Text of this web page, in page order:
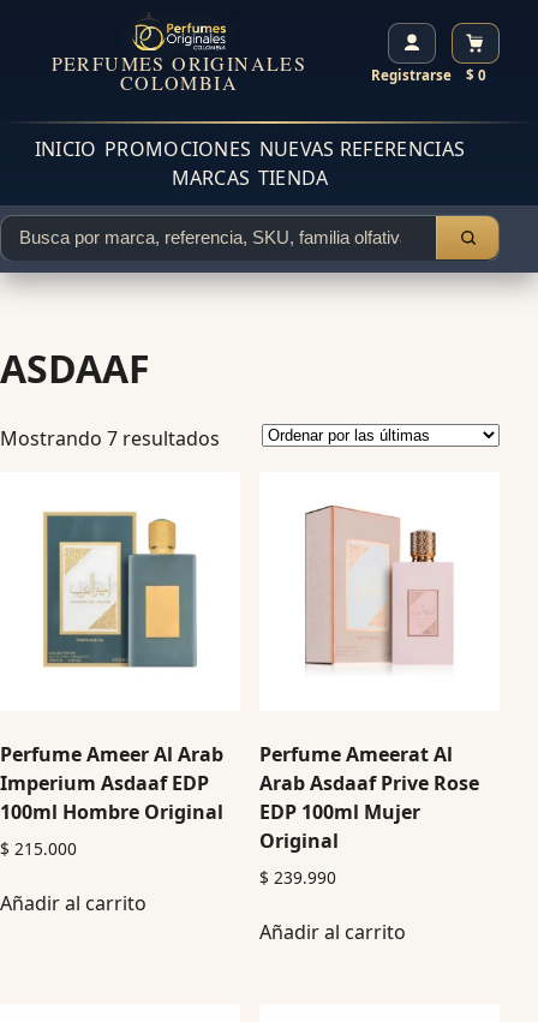
PERFUMES ORIGINALES
COLOMBIA Registrarse $ 0
INICIO PROMOCIONES NUEVAS REFERENCIAS
MARCAS TIENDA
ASDAAF
Mostrando 7 resultados
Perfume Ameer Al Arab
Imperium Asdaaf EDP
100ml Hombre Original
$ 215.000
Añadir al carrito
Perfume Ameerat Al
Arab Asdaaf Prive Rose
EDP 100ml Mujer
Original
$ 239.990
Añadir al carrito